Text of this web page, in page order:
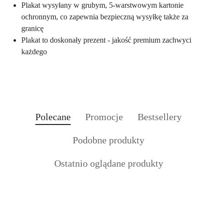
Plakat wysyłany w grubym, 5-warstwowym kartonie
ochronnym, co zapewnia bezpieczną wysyłkę także za
granicę
Plakat to doskonały prezent - jakość premium zachwyci
każdego
Pomiń karuzelę produktów
Produkty
Polecane
Produkty
statusie:
Promocje
Produkty
statusie:
Bestsellery
Produkty
statusie:
Podobne produkty
Produkty
Ostatnio oglądane produkty